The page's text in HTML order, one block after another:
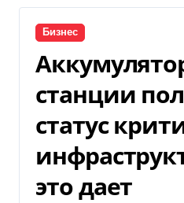
Бизнес
станции
статус
это дает